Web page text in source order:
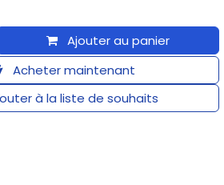
Ajouter au panier
Acheter maintenant
à la liste de souhaits